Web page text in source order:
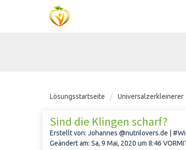
Lösungsstartseite Universalzerkleinerer
Sind die Klingen scharf?
Erstellt von: Johannes @nutrilovers.de |
Geändert am: Sa, 9 Mai, 2020 um 8:46